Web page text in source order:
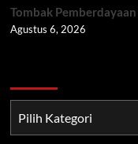
Tombak
Agustus 6, 2026
TNI/POLRI